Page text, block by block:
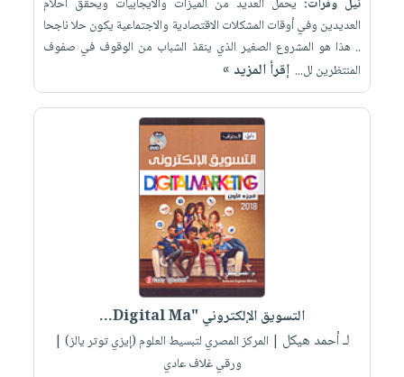
نيل وفرات: يحمل العديد من الميزات والايجابيات ويحقق أحلام
العديدين وفي أوقات المشكلات الاقتصادية والاجتماعية يكون حلا ناجحا
.. هذا هو المشروع الصغير الذي ينقذ الشباب من الوقوف في صفوف
المنتظرين لل... إقرأ المزيد »
التسويق الإلكتروني "Digital Ma...
لـ أحمد هيكل | المركز المصري لتبسيط العلوم (إيزي توتر يالز) |
ورقي غلاف عادي